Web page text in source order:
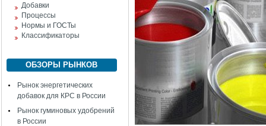
Добавки
Процессы
Нормы и ГОСТы
Классификаторы
ОБЗОРЫ РЫНКОВ
Рынок энергетических
добавок для КРС в России
Рынок гуминовых удобрений
в России